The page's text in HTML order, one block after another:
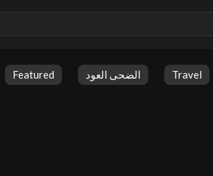
Featured الضحى العود Travel